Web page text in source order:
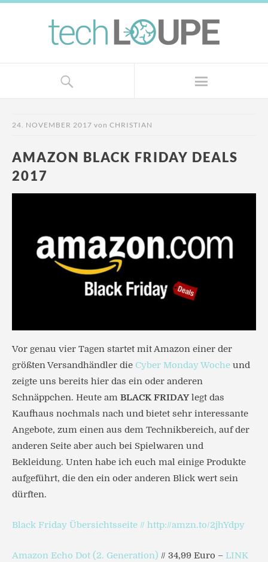
24. NOVEMBER 2017 von CHRISTIAN
AMAZON BLACK FRIDAY DEALS
2017
Vor genau vier Tagen startet mit Amazon einer der
größten Versandhändler die Cyber Monday Woche und
zeigte uns bereits hier das ein oder anderen
Schnäppchen. Heute am BLACK FRIDAYlegt das
Kaufhaus nochmals nach und bietet sehr interessante
Angebote, zum einen aus dem Technikbereich, auf der
anderen Seite aber auch bei Spielwaren und
Bekleidung. Unten habe ich euch mal einige Produkte
aufgeführt, die den ein oder anderen Blick wert sein
dürften.
Black Friday Übersichtsseite // http://amzn.to/2jhYdpy
Amazon Echo Dot (2. Generation) // 34,99 Euro – LINK